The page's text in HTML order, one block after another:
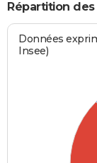
Répartition des
Données
Insee)